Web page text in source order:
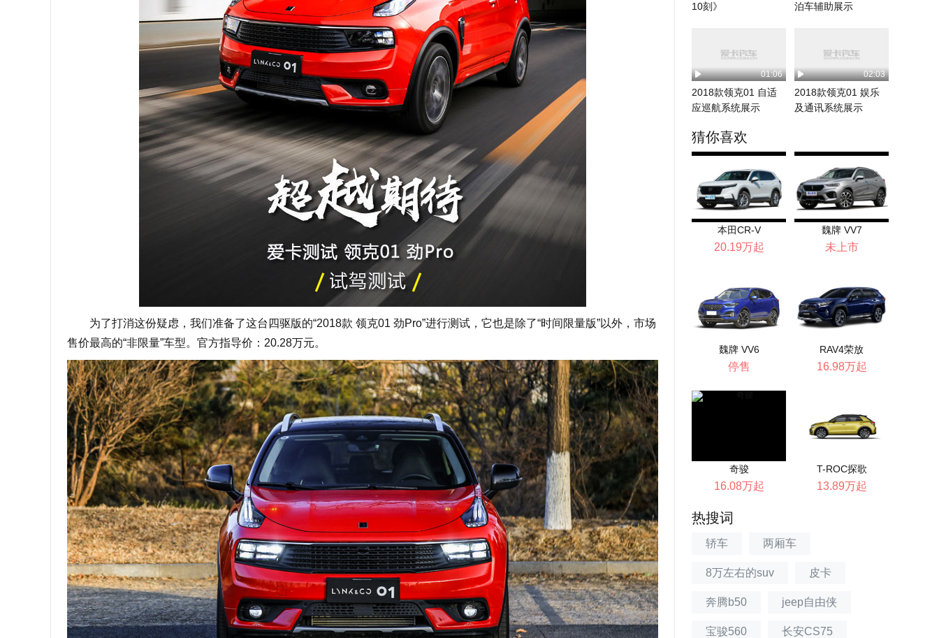
为了打消这份疑虑，我们准备了这台四驱版的“2018款 领克01 劲Pro”进行测试，它也是除了“时间限量版”以外，市场
售价最高的“非限量”车型。官方指导价：20.28万元。
10刻》
泊车辅助展示
01:06
2018款领克01 自适
应巡航系统展示
02:03
2018款领克01 娱乐
及通讯系统展示
猜你喜欢
本田CR-V
20.19万起
魏牌 VV7
未上市
魏牌 VV6
停售
RAV4荣放
16.98万起
奇骏
16.08万起
T-ROC探歌
13.89万起
热搜词
轿车 两厢车
8万左右的suv 皮卡
奔腾b50 jeep自由侠
宝骏560 长安CS75